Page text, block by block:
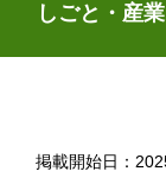
しごと・産業
掲載開始日：